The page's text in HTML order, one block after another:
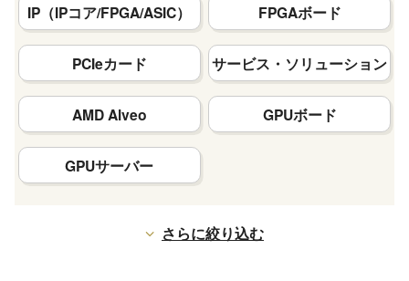
IP（IPコア/FPGA/ASIC） FPGAボード
PCIeカード サービス・ソリューション
AMD Alveo GPUボード
GPUサーバー
さらに絞り込む